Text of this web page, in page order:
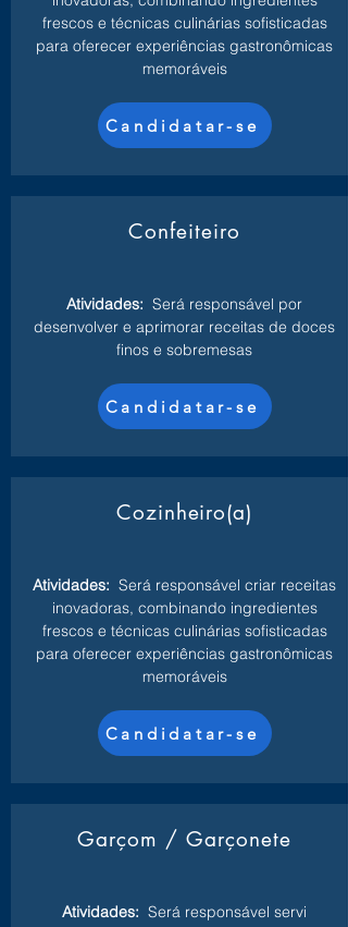
frescos e técnicas culinárias sofisticadas
para oferecer experiências gastronômicas
memoráveis
Candidatar-se
Confeiteiro
Atividades: Será responsável por
desenvolver e aprimorar receitas de doces
finos e sobremesas
Candidatar-se
Cozinheiro(a)
Atividades: Será responsável criar receitas
inovadoras, combinando ingredientes
frescos e técnicas culinárias sofisticadas
para oferecer experiências gastronômicas
memoráveis
Candidatar-se
Garçom / Garçonete
Atividades: Será responsável servi